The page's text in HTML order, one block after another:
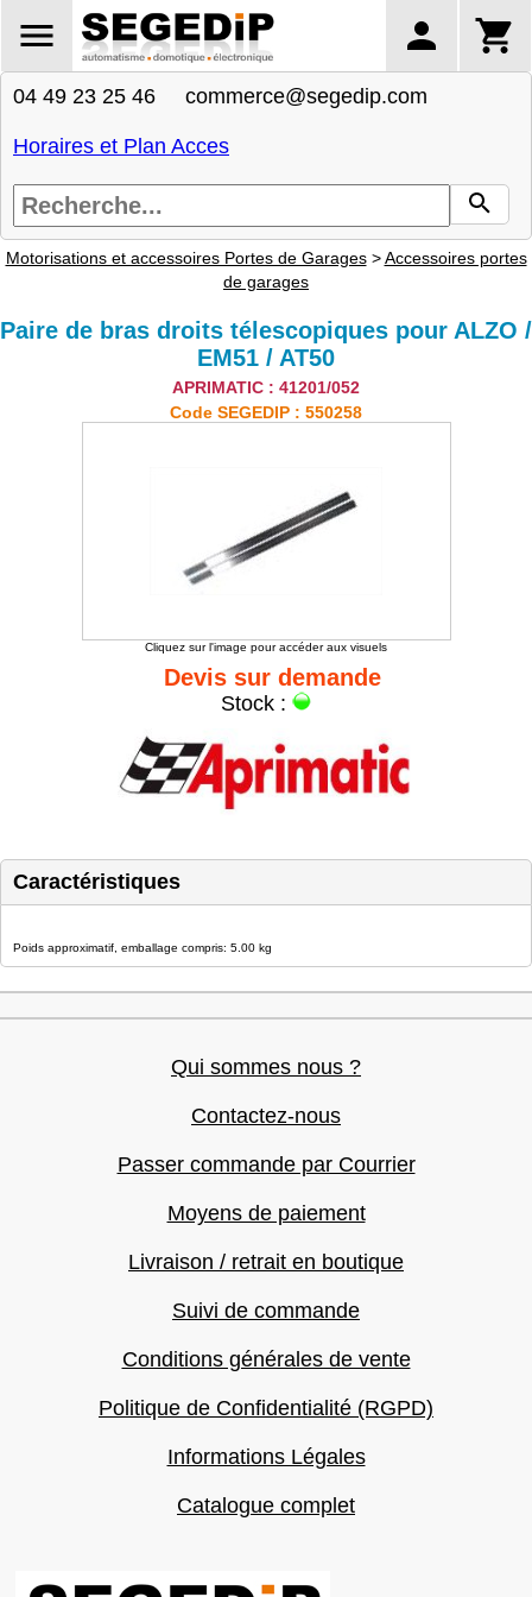
04 49 23 25 46 commerce@segedip.com
Horaires et Plan Acces
Motorisations et accessoires Portes de Garages>Accessoires portes
de garages
Paire de bras droits télescopiques pour ALZO /
EM51 / AT50
APRIMATIC : 41201/052
Code SEGEDIP : 550258
Cliquez sur l'image pour accéder aux visuels
Devis sur demande
Stock :
Caractéristiques
Poids approximatif, emballage compris: 5.00 kg
Qui sommes nous ?
Contactez-nous
Passer commande par Courrier
Moyens de paiement
Livraison / retrait en boutique
Suivi de commande
Conditions générales de vente
Politique de Confidentialité (RGPD)
Informations Légales
Catalogue complet